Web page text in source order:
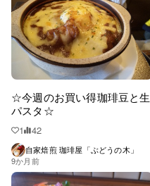
☆今週のお買い得珈琲豆と生
パスタ☆
1 42
自家焙煎 珈琲屋「ぶどうの木」
9か月前